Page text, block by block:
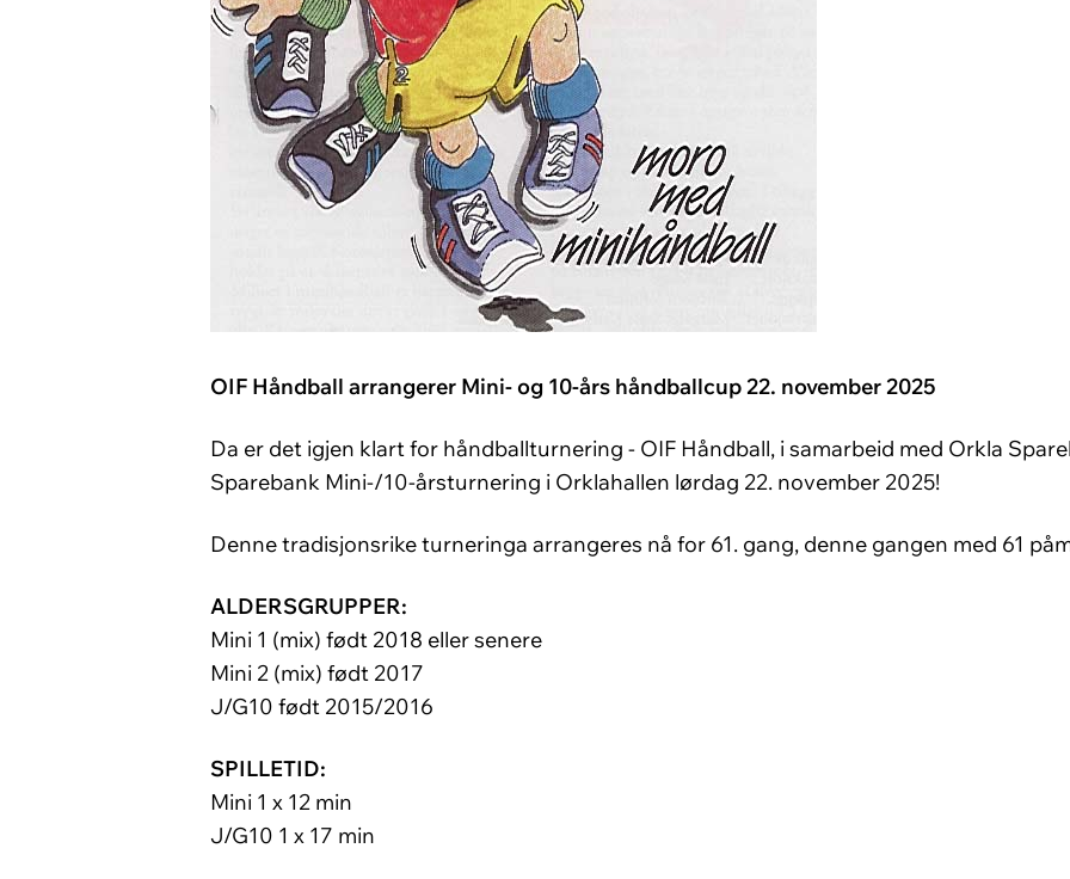
OIF Håndball arrangerer Mini- og 10-års håndballcup 22. november 2025
Da er det igjen klart for håndballturnering - OIF Håndball, i samarbeid med Orkla
Sparebank Mini-/10-årsturnering i Orklahallen lørdag 22. november 2025!
Denne tradisjonsrike turneringa arrangeres nå for 61. gang, denne gangen med 61
ALDERSGRUPPER:
Mini 1 (mix) født 2018 eller senere
Mini 2 (mix) født 2017
J/G10 født 2015/2016
SPILLETID:
Mini 1 x 12 min
J/G10 1 x 17 min